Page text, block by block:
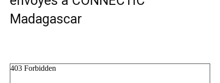
Madagascar